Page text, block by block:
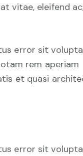
vitae, eleifend
error sit
rem aperiam
et quasi
error sit